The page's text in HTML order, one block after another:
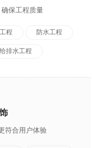
保工程质量
程 防水工程
给排水工程
符合用户体验